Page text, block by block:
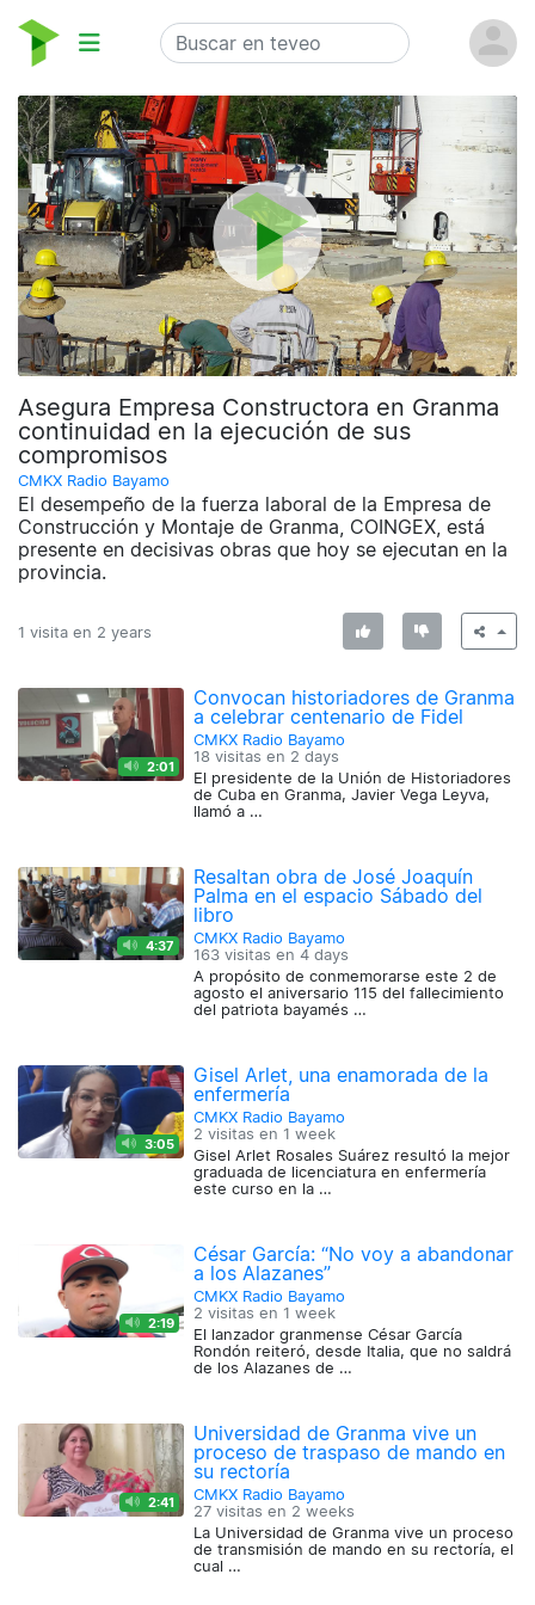
Asegura Empresa Constructora en Granma
continuidad en la ejecución de sus
compromisos
CMKX Radio Bayamo
El desempeño de la fuerza laboral de la Empresa de
Construcción y Montaje de Granma, COINGEX, está
presente en decisivas obras que hoy se ejecutan en la
provincia.
1 visita en 2 years
2:01
Convocan historiadores de Granma
a celebrar centenario de Fidel
CMKX Radio Bayamo
18 visitas en 2 days
El presidente de la Unión de Historiadores
de Cuba en Granma, Javier Vega Leyva,
llamó a …
4:37
Resaltan obra de José Joaquín
Palma en el espacio Sábado del
libro
CMKX Radio Bayamo
163 visitas en4 days
A propósito de conmemorarse este 2 de
agosto el aniversario 115 del fallecimiento
del patriota bayamés …
3:05
Gisel Arlet, una enamorada de la
enfermería
CMKX Radio Bayamo
2 visitas en 1 week
Gisel Arlet Rosales Suárez resultó la mejor
graduada de licenciatura en enfermería
este curso en la …
2:19
César García: “No voy a abandonar
a los Alazanes”
CMKX Radio Bayamo
2 visitas en 1 week
El lanzador granmense César García
Rondón reiteró, desde Italia, que no saldrá
de los Alazanes de …
2:41
Universidad de Granma vive un
proceso de traspaso de mando en
su rectoría
CMKX Radio Bayamo
27 visitas en 2 weeks
La Universidad de Granma vive un proceso
de transmisión de mando en su rectoría, el
cual …